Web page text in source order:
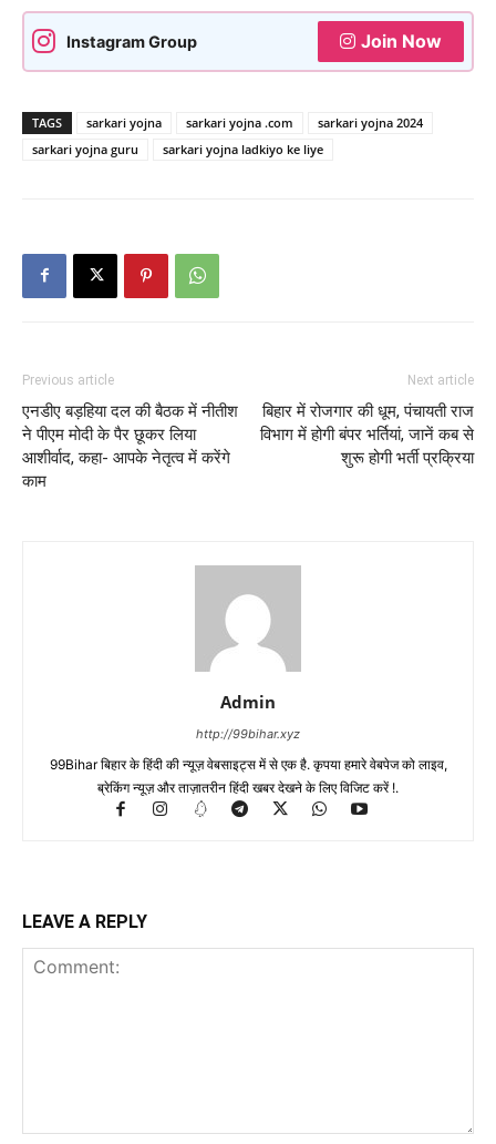
Instagram Group Join Now
TAGS sarkari yojna sarkari yojna .com
sarkari yojna 2024
sarkari yojna guru
sarkari yojna ladkiyo ke liye
Previous article
एनडीए बड़हिया दल की बैठक में नीतीश
ने पीएम मोदी के पैर छूकर लिया
आशीर्वाद, कहा- आपके नेतृत्व में करेंगे
काम
Next article
बिहार में रोजगार की धूम, पंचायती राज
विभाग में होगी बंपर भर्तियां, जानें कब से
शुरू होगी भर्ती प्रक्रिया
Admin
http://99bihar.xyz
99Bihar बिहार के हिंदी की न्यूज़ वेबसाइट्स में से एक है. कृपया हमारे वेबपेज को लाइव,
ब्रेकिंग न्यूज़ और ताज़ातरीन हिंदी खबर देखने के लिए विजिट करें !.
LEAVE A REPLY